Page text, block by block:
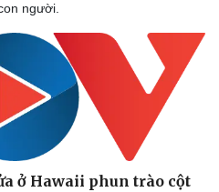
người.
ở Hawaii phun trào cột